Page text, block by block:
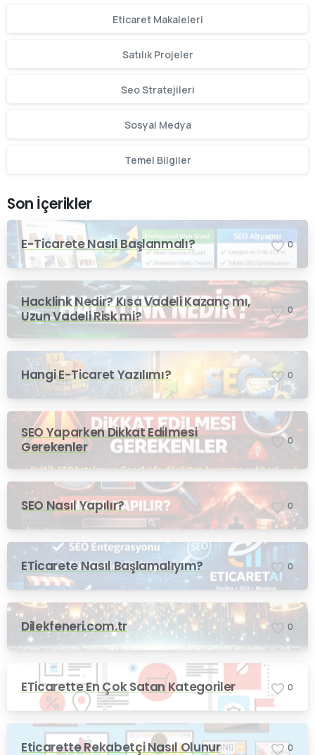
Eticaret Makaleleri
Satılık Projeler
Seo Stratejileri
Sosyal Medya
Temel Bilgiler
Son İçerikler
E-Ticarete Nasıl Başlanmalı? 0
Hacklink Nedir? Kısa Vadeli Kazanç mı,
Uzun Vadeli Risk mi?
0
Hangi E-Ticaret Yazılımı? 0
SEO Yaparken Dikkat Edilmesi
Gerekenler
0
SEO Nasıl Yapılır? 0
ETicarete Nasıl Başlamalıyım? 0
Dilekfeneri.com.tr 0
ETicarette En Çok Satan Kategoriler 0
Eticarette Rekabetçi Nasıl Olunur 0